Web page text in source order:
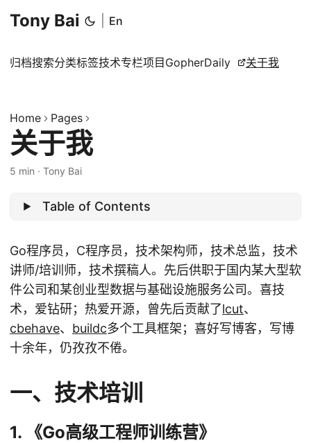
Tony Bai En
归档搜索分类标签技术专栏项目 GopherDaily 关于我
Home Pages
关于我
5 min · Tony Bai
Table of Contents
Go程序员，C程序员，技术架构师，技术总监，技术
讲师/培训师，技术撰稿人。先后供职于国内某大型软
件公司和某创业型数据与基础设施服务公司。喜技
术，爱钻研；热爱开源，曾先后贡献了lcut、
cbehave、 buildc多个工具框架；喜好写博客，写博
十余年，仍孜孜不倦。
一、技术培训
1. 《Go高级工程师训练营》